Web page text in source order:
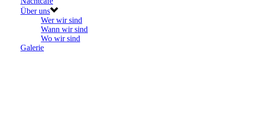
Über uns
Wer wir sind
Wann wir sind
Wo wir sind
Galerie